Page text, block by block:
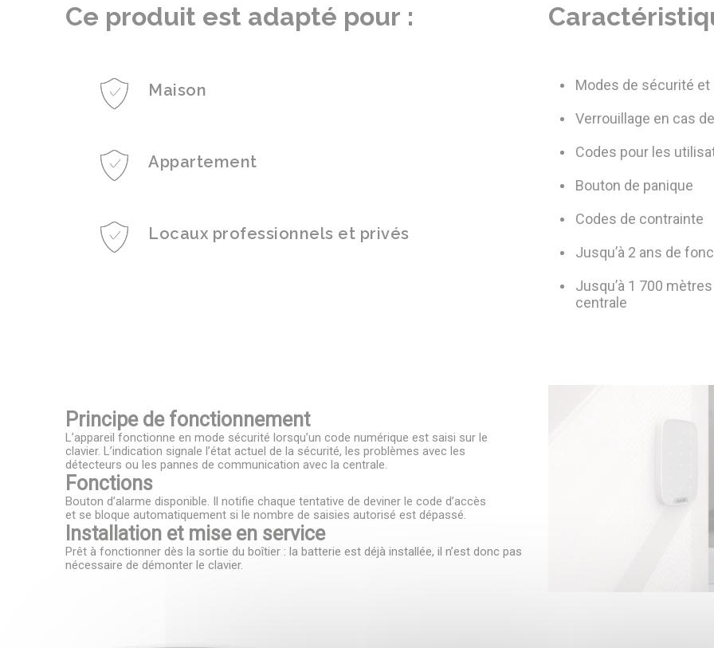
Ce produit est adapté pour :
Maison
Appartement
Locaux professionnels et privés
Modes de sécurité
Verrouillage en cas
Codes pour les
Bouton de panique
Codes de contrainte
Jusqu’à 2 ans de
Jusqu’à 1 700
centrale
Principe de fonctionnement
L’appareil fonctionne en mode sécurité lorsqu’un code numérique est saisi sur le
clavier. L’indication signale l’état actuel de la sécurité, les problèmes avec les
détecteurs ou les pannes de communication avec la centrale.
Fonctions
Bouton d’alarme disponible. Il notifie chaque tentative de deviner le code d’accès
et se bloque automatiquement si le nombre de saisies autorisé est dépassé.
Installation et mise en service
Prêt à fonctionner dès la sortie du boîtier : la batterie est déjà installée, il n’est donc pas
nécessaire de démonter le clavier.
Besoin d’être guidé ? On vous
«*» indique les champs nécessaires
Prénom & Nom*